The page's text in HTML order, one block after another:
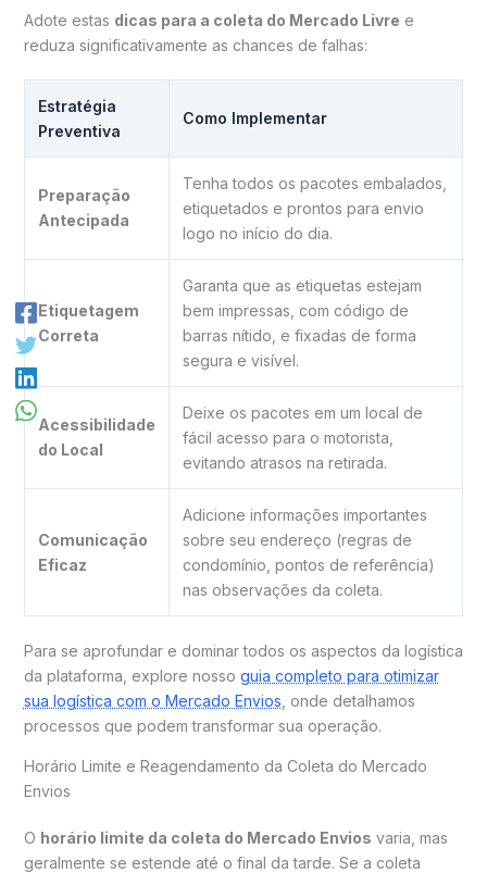
Adote estas dicas para a coleta do Mercado Livre e
reduza significativamente as chances de falhas:
Estratégia
Preventiva
Como Implementar
Preparação
Antecipada
Tenha todos os pacotes embalados,
etiquetados e prontos para envio
logo no início do dia.
Etiquetagem
Correta
Garanta que as etiquetas estejam
bem impressas, com código de
barras nítido, e fixadas de forma
segura e visível.
Acessibilidade
do Local
Deixe os pacotes em um local de
fácil acesso para o motorista,
evitando atrasos na retirada.
Comunicação
Eficaz
Adicione informações importantes
sobre seu endereço (regras de
condomínio, pontos de referência)
nas observações da coleta.
Para se aprofundar e dominar todos os aspectos da logística
da plataforma, explore nosso guia completo para otimizar
sua logística com o Mercado Envios , onde detalhamos
processos que podem transformar sua operação.
Horário Limite e Reagendamento da Coleta do Mercado
Envios
O horário limite da coleta do Mercado Envios varia, mas
geralmente se estende até o final da tarde. Se a coleta